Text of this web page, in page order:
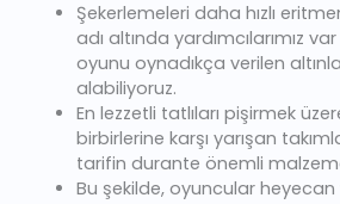
Şekerlemeleri daha hızlı
adı altında yardımcılarımız
oyunu oynadıkça verilen
alabiliyoruz.
En lezzetli tatlıları pişirmek
birbirlerine karşı yarışan
tarifin durante önemli
Bu şekilde, oyuncular